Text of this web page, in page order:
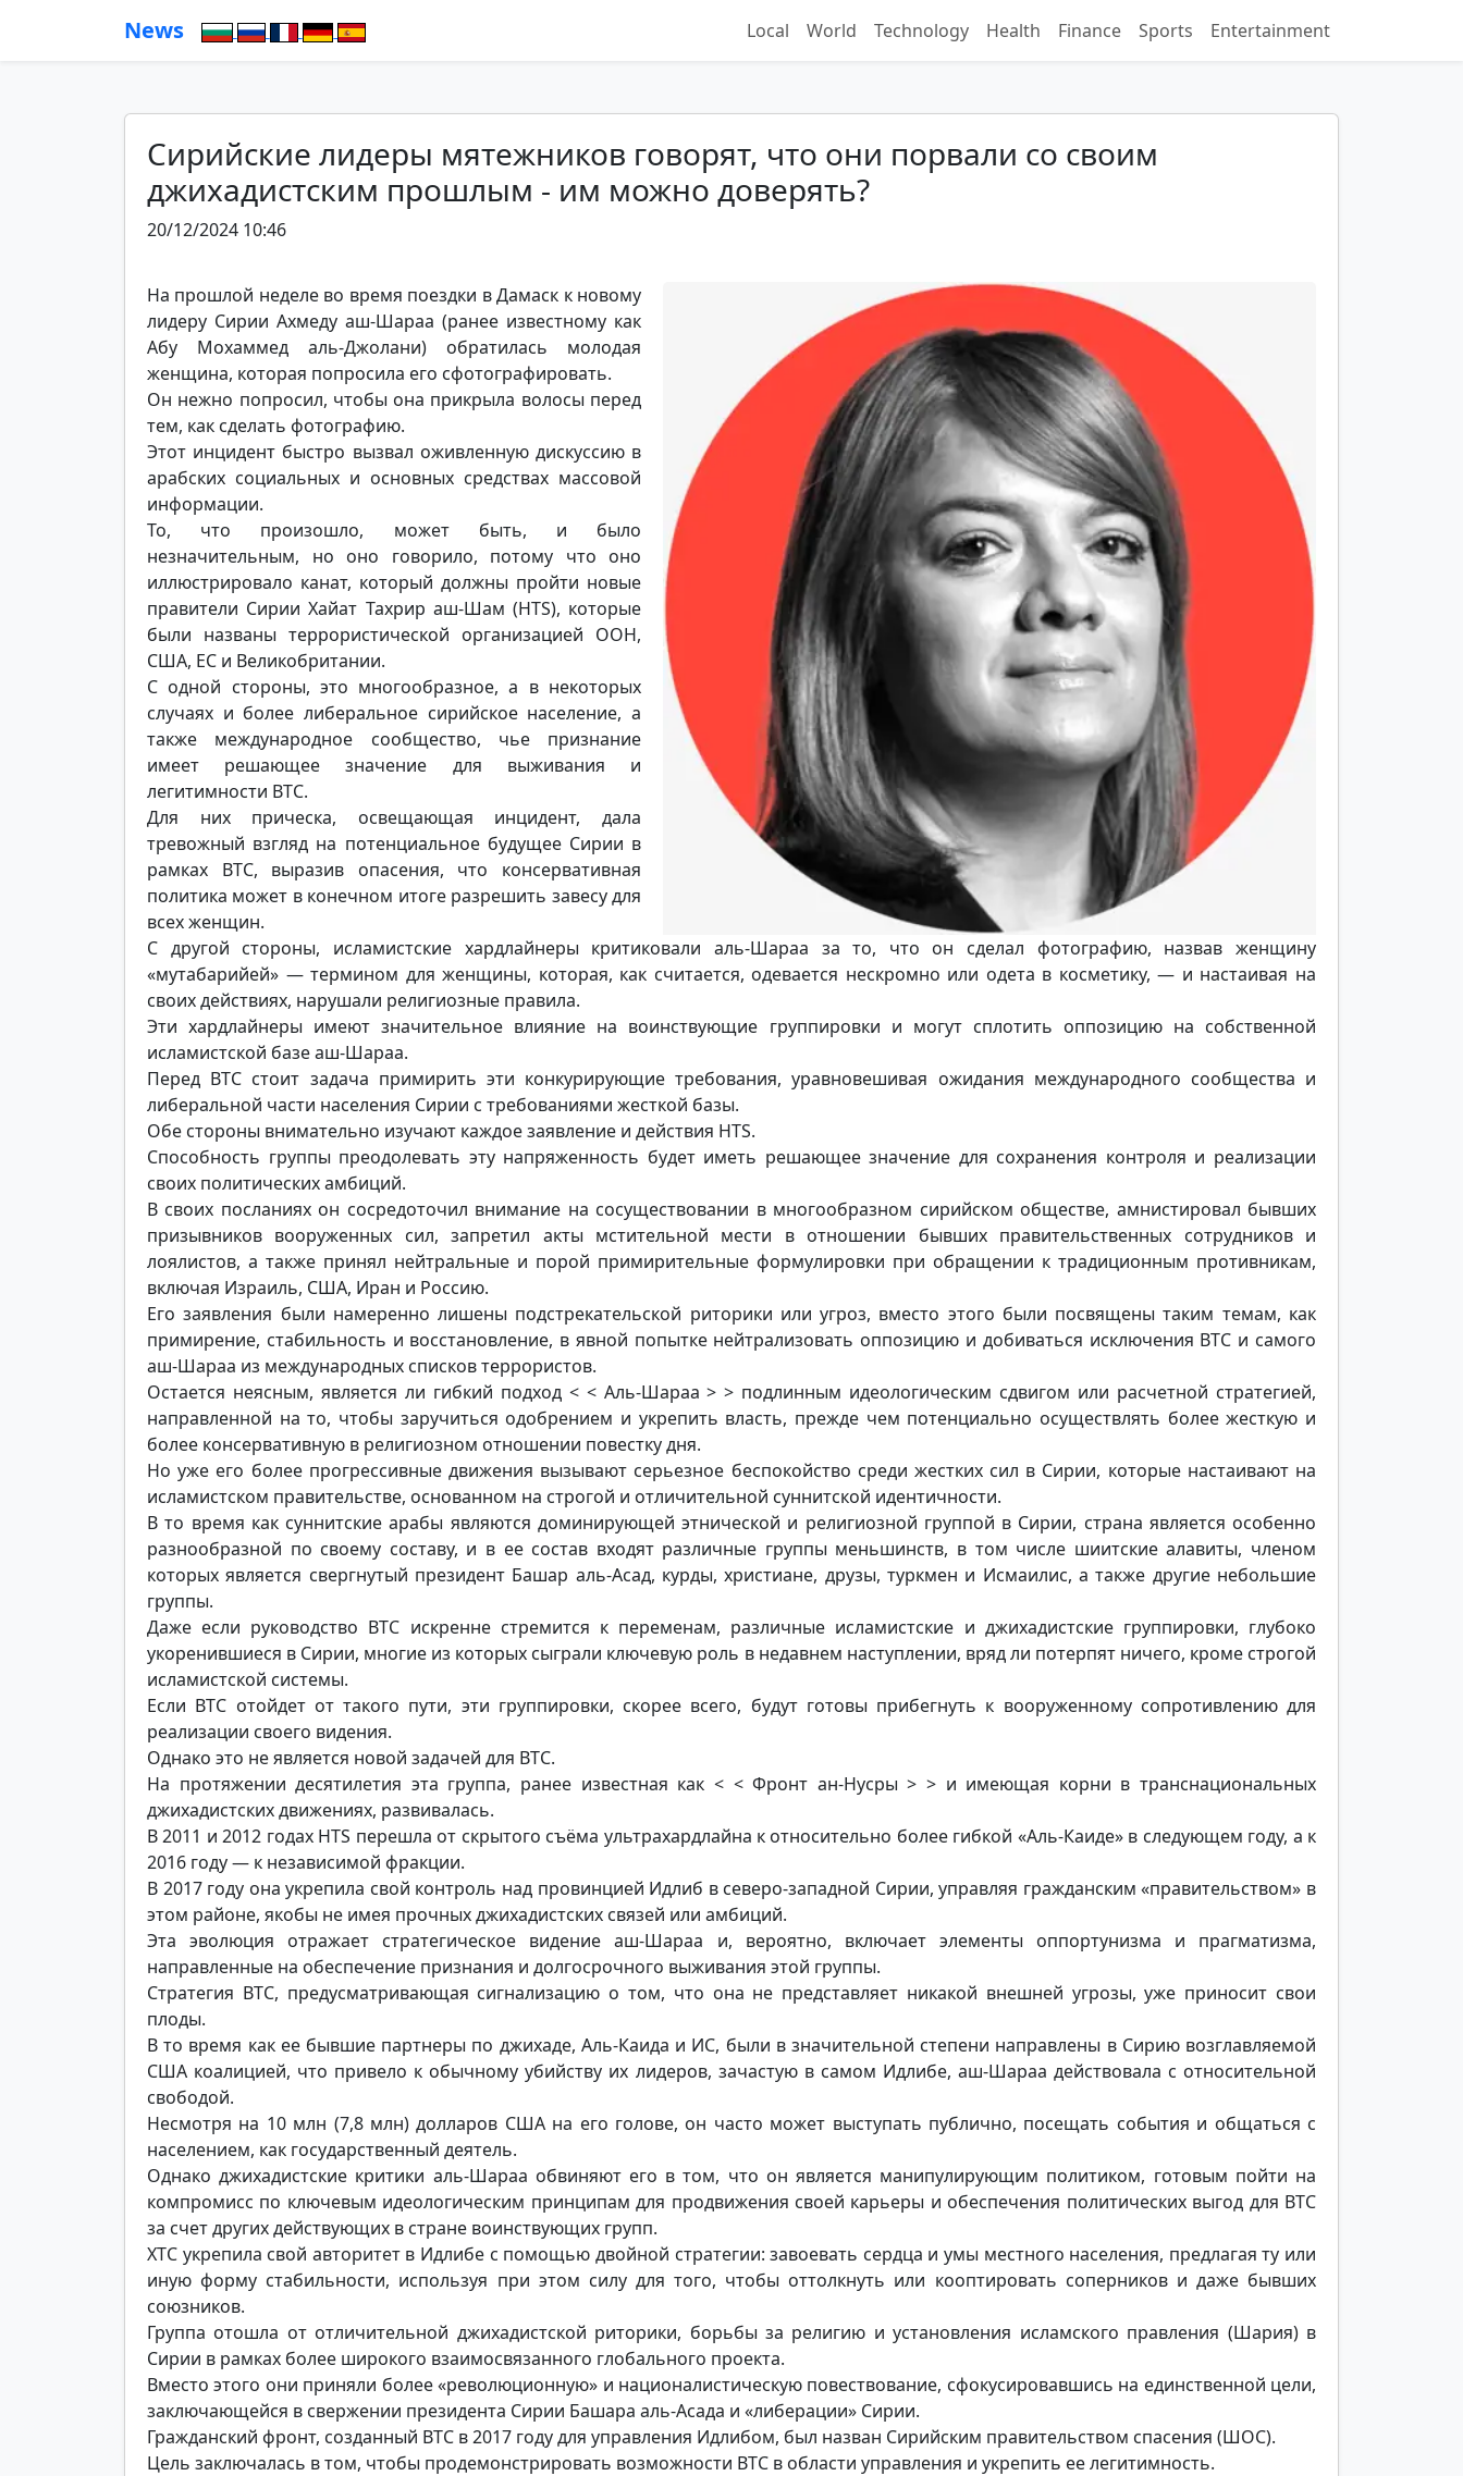
News Local World Technology Health Finance Sports Entertainment
Сирийские лидеры мятежников говорят, что они порвали со своим
джихадистским прошлым - им можно доверять?
20/12/2024 10:46
На прошлой неделе во время поездки в Дамаск к новому
лидеру Сирии Ахмеду аш-Шараа (ранее известному как
Абу Мохаммед аль-Джолани) обратилась молодая
женщина, которая попросила его сфотографировать.
Он нежно попросил, чтобы она прикрыла волосы перед
тем, как сделать фотографию.
Этот инцидент быстро вызвал оживленную дискуссию в
арабских социальных и основных средствах массовой
информации.
То, что произошло, может быть, и было
незначительным, но оно говорило, потому что оно
иллюстрировало канат, который должны пройти новые
правители Сирии Хайат Тахрир аш-Шам (HTS), которые
были названы террористической организацией ООН,
США, ЕС и Великобритании.
С одной стороны, это многообразное, а в некоторых
случаях и более либеральное сирийское население, а
также международное сообщество, чье признание
имеет решающее значение для выживания и
легитимности ВТС.
Для них прическа, освещающая инцидент, дала
тревожный взгляд на потенциальное будущее Сирии в
рамках ВТС, выразив опасения, что консервативная
политика может в конечном итоге разрешить завесу для
всех женщин.
С другой стороны, исламистские хардлайнеры критиковали аль-Шараа за то, что он сделал фотографию, назвав женщину
«мутабарийей» — термином для женщины, которая, как считается, одевается нескромно или одета в косметику, — и настаивая на
своих действиях, нарушали религиозные правила.
Эти хардлайнеры имеют значительное влияние на воинствующие группировки и могут сплотить оппозицию на собственной
исламистской базе аш-Шараа.
Перед ВТС стоит задача примирить эти конкурирующие требования, уравновешивая ожидания международного сообщества и
либеральной части населения Сирии с требованиями жесткой базы.
Обе стороны внимательно изучают каждое заявление и действия HTS.
Способность группы преодолевать эту напряженность будет иметь решающее значение для сохранения контроля и реализации
своих политических амбиций.
В своих посланиях он сосредоточил внимание на сосуществовании в многообразном сирийском обществе, амнистировал бывших
призывников вооруженных сил, запретил акты мстительной мести в отношении бывших правительственных сотрудников и
лоялистов, а также принял нейтральные и порой примирительные формулировки при обращении к традиционным противникам,
включая Израиль, США, Иран и Россию.
Его заявления были намеренно лишены подстрекательской риторики или угроз, вместо этого были посвящены таким темам, как
примирение, стабильность и восстановление, в явной попытке нейтрализовать оппозицию и добиваться исключения ВТС и самого
аш-Шараа из международных списков террористов.
Остается неясным, является ли гибкий подход < < Аль-Шараа > > подлинным идеологическим сдвигом или расчетной стратегией,
направленной на то, чтобы заручиться одобрением и укрепить власть, прежде чем потенциально осуществлять более жесткую и
более консервативную в религиозном отношении повестку дня.
Но уже его более прогрессивные движения вызывают серьезное беспокойство среди жестких сил в Сирии, которые настаивают на
исламистском правительстве, основанном на строгой и отличительной суннитской идентичности.
В то время как суннитские арабы являются доминирующей этнической и религиозной группой в Сирии, страна является особенно
разнообразной по своему составу, и в ее состав входят различные группы меньшинств, в том числе шиитские алавиты, членом
которых является свергнутый президент Башар аль-Асад, курды, христиане, друзы, туркмен и Исмаилис, а также другие небольшие
группы.
Даже если руководство ВТС искренне стремится к переменам, различные исламистские и джихадистские группировки, глубоко
укоренившиеся в Сирии, многие из которых сыграли ключевую роль в недавнем наступлении, вряд ли потерпят ничего, кроме строгой
исламистской системы.
Если ВТС отойдет от такого пути, эти группировки, скорее всего, будут готовы прибегнуть к вооруженному сопротивлению для
реализации своего видения.
Однако это не является новой задачей для ВТС.
На протяжении десятилетия эта группа, ранее известная как < < Фронт ан-Нусры > > и имеющая корни в транснациональных
джихадистских движениях, развивалась.
В 2011 и 2012 годах HTS перешла от скрытого съёма ультрахардлайна к относительно более гибкой «Аль-Каиде» в следующем году, а к
2016 году — к независимой фракции.
В 2017 году она укрепила свой контроль над провинцией Идлиб в северо-западной Сирии, управляя гражданским «правительством» в
этом районе, якобы не имея прочных джихадистских связей или амбиций.
Эта эволюция отражает стратегическое видение аш-Шараа и, вероятно, включает элементы оппортунизма и прагматизма,
направленные на обеспечение признания и долгосрочного выживания этой группы.
Стратегия ВТС, предусматривающая сигнализацию о том, что она не представляет никакой внешней угрозы, уже приносит свои
плоды.
В то время как ее бывшие партнеры по джихаде, Аль-Каида и ИС, были в значительной степени направлены в Сирию возглавляемой
США коалицией, что привело к обычному убийству их лидеров, зачастую в самом Идлибе, аш-Шараа действовала с относительной
свободой.
Несмотря на 10 млн (7,8 млн) долларов США на его голове, он часто может выступать публично, посещать события и общаться с
населением, как государственный деятель.
Однако джихадистские критики аль-Шараа обвиняют его в том, что он является манипулирующим политиком, готовым пойти на
компромисс по ключевым идеологическим принципам для продвижения своей карьеры и обеспечения политических выгод для ВТС
за счет других действующих в стране воинствующих групп.
ХТС укрепила свой авторитет в Идлибе с помощью двойной стратегии: завоевать сердца и умы местного населения, предлагая ту или
иную форму стабильности, используя при этом силу для того, чтобы оттолкнуть или кооптировать соперников и даже бывших
союзников.
Группа отошла от отличительной джихадистской риторики, борьбы за религию и установления исламского правления (Шария) в
Сирии в рамках более широкого взаимосвязанного глобального проекта.
Вместо этого они приняли более «революционную» и националистическую повествование, сфокусировавшись на единственной цели,
заключающейся в свержении президента Сирии Башара аль-Асада и «либерации» Сирии.
Гражданский фронт, созданный ВТС в 2017 году для управления Идлибом, был назван Сирийским правительством спасения (ШОС).
Цель заключалась в том, чтобы продемонстрировать возможности ВТС в области управления и укрепить ее легитимность.